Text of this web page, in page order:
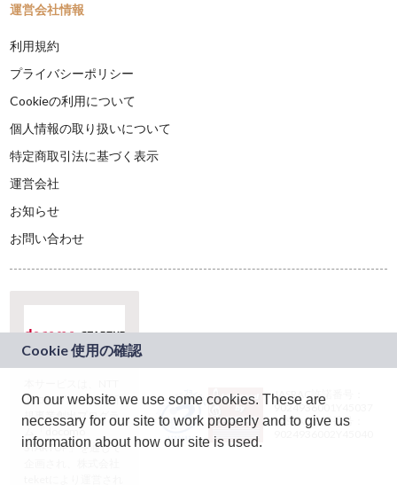
運営会社情報
利用規約
プライバシーポリシー
Cookieの利用について
個人情報の取り扱いについて
特定商取引法に基づく表示
運営会社
お知らせ
お問い合わせ
ドコモグループの新
規事業創出プログラ
ム「docomo
STARTUP」を通じて
JASRAC許諾番号：
9024936001Y45037
JASRAC許諾番号：
On our website we use some cookies. These are
necessary for our site to work properly and to give us
information about how our site is used.